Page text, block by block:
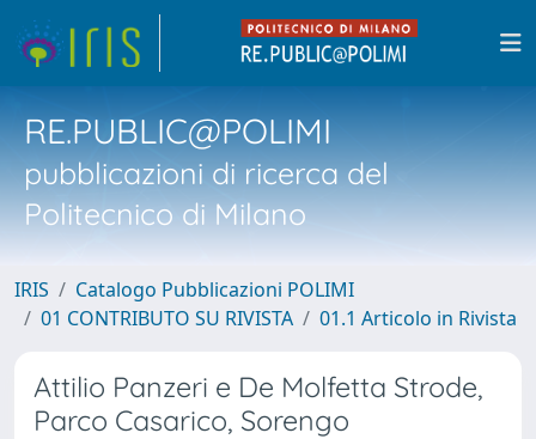
RE.PUBLIC@POLIMI
pubblicazioni di ricerca del
Politecnico di Milano
IRIS
Catalogo Pubblicazioni POLIMI
01 CONTRIBUTO SU RIVISTA
01.1 Articolo in Rivista
Attilio Panzeri e De Molfetta Strode,
Parco Casarico, Sorengo